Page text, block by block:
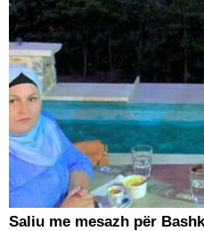
Saliu me mesazh për